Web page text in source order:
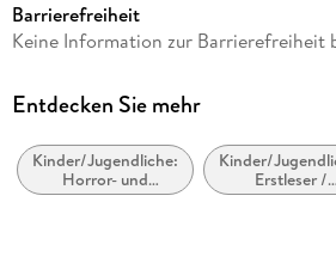
Reihe
Autor/Autorin
Verlag/Hersteller
Random House Children's Books
Barrierefreiheit
Keine Information zur Barrierefreiheit
Entdecken Sie mehr
Kinder/Jugendliche:
Horror- und
Geistergeschichten
Kinder/
Erstleser /